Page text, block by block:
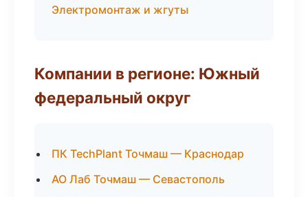
Электромонтаж и жгуты
Компании в регионе: Южный
федеральный округ
ПК TechPlant Точмаш — Краснодар
АО Лаб Точмаш — Севастополь